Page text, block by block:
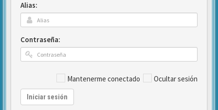
Alias:
Contraseña:
Mantenerme conectado Ocultar sesión
Iniciar sesión